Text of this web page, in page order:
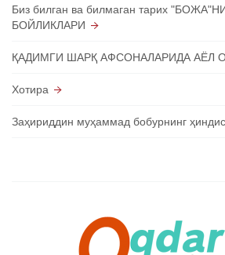
Биз билган ва билмаган тарих
БОЙЛИКЛАРИ
ҚАДИМГИ ШАРҚ АФСОНАЛАРИДА АЁЛ
Хотира
Заҳириддин муҳаммад бобурнинг